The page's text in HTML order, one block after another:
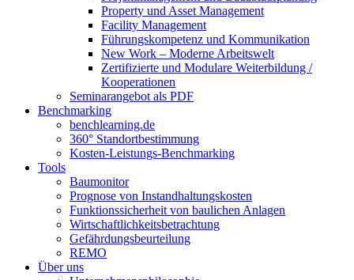
Property und Asset Management
Facility Management
Führungskompetenz und Kommunikation
New Work – Moderne Arbeitswelt
Zertifizierte und Modulare Weiterbildung /
Kooperationen
Seminarangebot als PDF
Benchmarking
benchlearning.de
360° Standortbestimmung
Kosten-Leistungs-Benchmarking
Tools
Baumonitor
Prognose von Instandhaltungskosten
Funktionssicherheit von baulichen Anlagen
Wirtschaftlichkeitsbetrachtung
Gefährdungsbeurteilung
REMO
Über uns